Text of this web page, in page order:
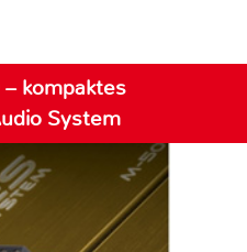
kompaktes
System